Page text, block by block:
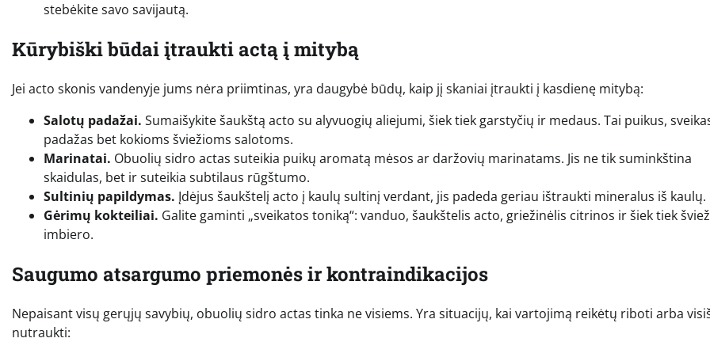
stebėkite savo savijautą.
Kūrybiški būdai įtraukti actą į mitybą
Jei acto skonis vandenyje jums nėra priimtinas, yra daugybė būdų, kaip jį skaniai įtraukti į kasdienę mitybą:
Salotų padažai. Sumaišykite šaukštą acto su alyvuogių aliejumi, šiek tiek garstyčių ir medaus. Tai puikus,
padažas bet kokioms šviežioms salotoms.
Marinatai. Obuolių sidro actas suteikia puikų aromatą mėsos ar daržovių marinatams. Jis ne tik suminkština
skaidulas, bet ir suteikia subtilaus rūgštumo.
Sultinių papildymas. Įdėjus šaukštelį acto į kaulų sultinį verdant, jis padeda geriau ištraukti mineralus iš kaulų.
Gėrimų kokteiliai. Galite gaminti „sveikatos toniką“: vanduo, šaukštelis acto, griežinėlis citrinos ir šiek tiek
imbiero.
Saugumo atsargumo priemonės ir kontraindikacijos
Nepaisant visų gerųjų savybių, obuolių sidro actas tinka ne visiems. Yra situacijų, kai vartojimą reikėtų riboti arba
nutraukti: